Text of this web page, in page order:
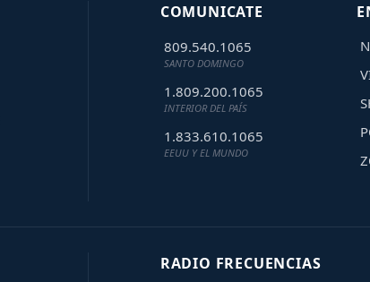
COMUNICATE
809.540.1065
SANTO DOMINGO
1.809.200.1065
INTERIOR DEL PAÍS
1.833.610.1065
EEUU Y EL MUNDO
RADIO FRECUENCIAS